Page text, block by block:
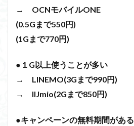
→ OCNモバイルONE
(0.5Gまで550円)
(1Gまで770円)
●１G以上使うことが多い
→ LINEMO(3Gまで990円)
→ IIJmio(2Gまで850円)
●キャンペーンの無料期間がある